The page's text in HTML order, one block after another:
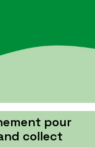
pour
collect